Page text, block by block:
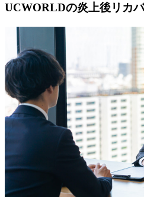
UCWORLDの炎上後リカ